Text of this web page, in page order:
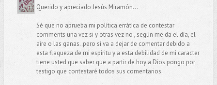
Querido y apreciado Jesús Miramón...
Sé que no aprueba mi política errática de contestar
comments una vez si y otras vez no , según me da el día, el
aire o las ganas..pero si va a dejar de comentar debido a
esta flaqueza de mi espiritu y a esta debilidad de mi caracter
tiene usted que saber que a partir de hoy a Dios pongo por
testigo que contestaré todos sus comentarios.